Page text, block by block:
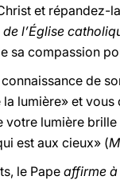
et répandez-
l’Église
sa compassion
de
lumière» et
votre lumière
est aux cieux» (
le Pape affirme à